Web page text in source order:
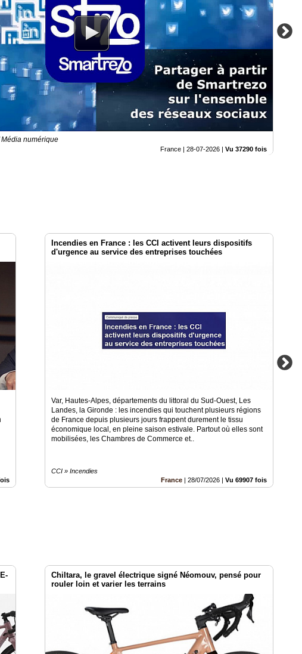
numérique
France | 28-07-2026 | Vu 37290 fois
Incendies en France : les CCI activent leurs dispositifs
d'urgence au service des entreprises touchées
Var, Hautes-Alpes, départements du littoral du Sud-Ouest, Les
Landes, la Gironde : les incendies qui touchent plusieurs régions
de France depuis plusieurs jours frappent durement le tissu
économique local, en pleine saison estivale. Partout où elles sont
mobilisées, les Chambres de Commerce et..
CCI » Incendies
France | 28/07/2026 | Vu 69907 fois
Chiltara, le gravel électrique signé Néomouv, pensé pour
rouler loin et varier les terrains